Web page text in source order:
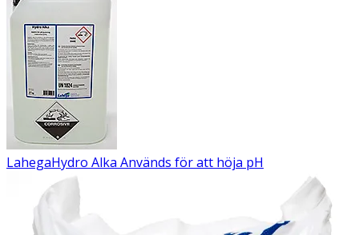
LahegaHydro Alka Används för att höja pH